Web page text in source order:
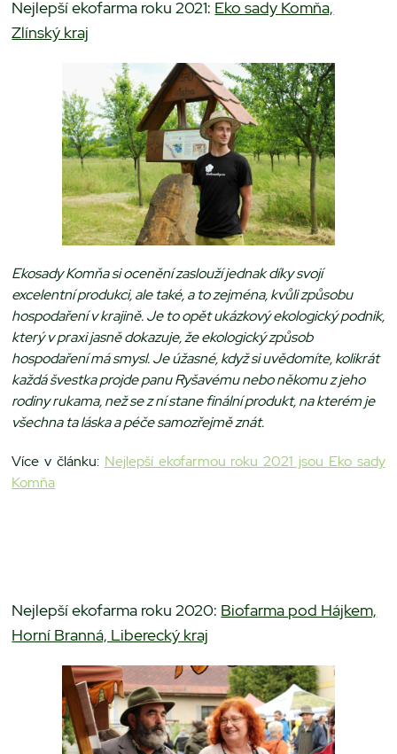
Nejlepší ekofarma roku 2021: Eko sady Komňa,
Zlínský kraj
Ekosady Komňa si ocenění zaslouží jednak díky svojí
excelentní produkci, ale také, a to zejména, kvůli způsobu
hospodaření v krajině. Je to opět ukázkový ekologický podnik,
který v praxi jasně dokazuje, že ekologický způsob
hospodaření má smysl. Je úžasné, když si uvědomíte, kolikrát
každá švestka projde panu Ryšavému nebo někomu z jeho
rodiny rukama, než se z ní stane finální produkt, na kterém je
všechna ta láska a péče samozřejmě znát.
Více v článku: Nejlepší ekofarmou roku 2021 jsou Eko sady
Komňa
Nejlepší ekofarma roku 2020: Biofarma pod Hájkem,
Horní Branná, Liberecký kraj